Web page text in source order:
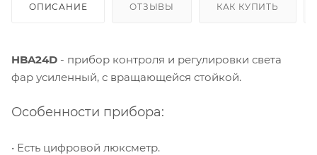
ОПИСАНИЕ ОТЗЫВЫ КАК КУПИТЬ
HBA24D - прибор контроля и регулировки света
фар усиленный, с вращающейся стойкой.
Особенности прибора:
• Есть цифровой люксметр.